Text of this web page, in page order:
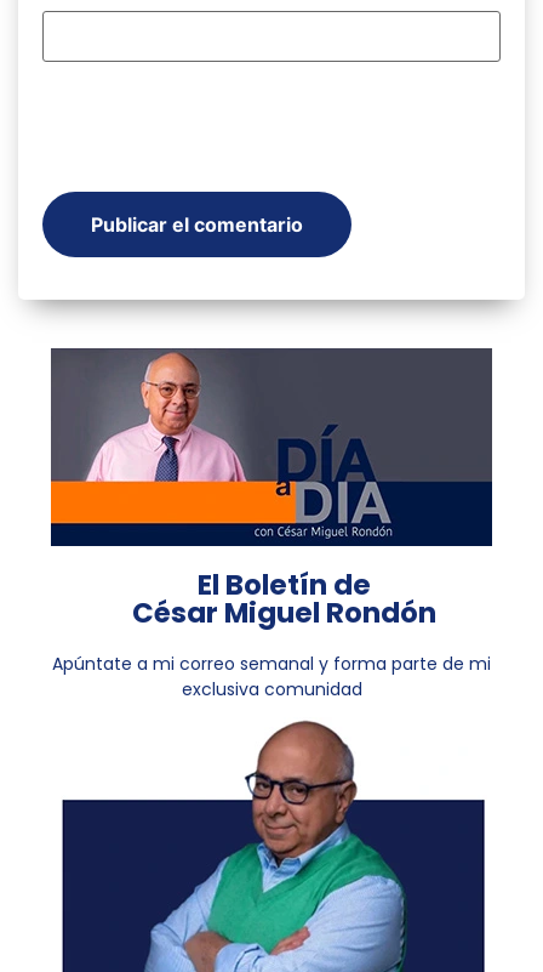
El Boletín de
César Miguel Rondón
Apúntate a mi correo semanal y forma parte de mi
exclusiva comunidad